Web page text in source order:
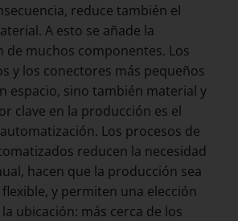
reduce también el
A esto se añade la
de muchos componentes. Los
y los conectores más pequeños
espacio, sino también material y
clave en la producción es el
Los procesos de
reducen la necesidad
hacen que la producción sea
y permiten una elección
ubicación: más cerca de los